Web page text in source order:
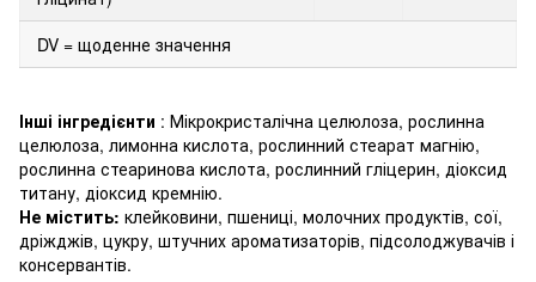
DV = щоденне значення
Інші інгредієнти : Мікрокристалічна целюлоза, рослинна
целюлоза, лимонна кислота, рослинний стеарат магнію,
рослинна стеаринова кислота, рослинний гліцерин, діоксид
титану, діоксид кремнію.
Не містить: клейковини, пшениці, молочних продуктів, сої,
дріжджів, цукру, штучних ароматизаторів, підсолоджувачів і
консервантів.